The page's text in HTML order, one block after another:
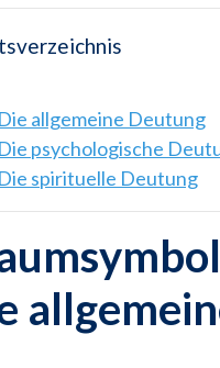
Die allgemeine Deutung
Die psychologische
Die spirituelle Deutung